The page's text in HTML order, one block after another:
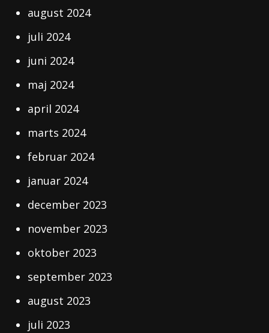
august 2024
juli 2024
juni 2024
maj 2024
april 2024
marts 2024
februar 2024
januar 2024
december 2023
november 2023
oktober 2023
september 2023
august 2023
juli 2023